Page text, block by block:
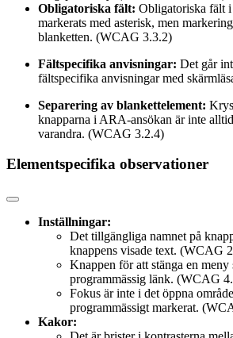
Obligatoriska fält: Obligatoriska fält
markerats med asterisk, men
blanketten. (WCAG 3.3.2)
Fältspecifika anvisningar: Det går
fältspecifika anvisningar med
Separering av blankettelement:
knapparna i ARA-ansökan är inte
varandra. (WCAG 3.2.4)
Elementspecifika observationer
Inställningar:
Det tillgängliga namnet på
knappens visade text. (WCAG
Knappen för att stänga en meny
programmässig länk. (WCAG
Fokus är inte i det öppna
programmässigt markerat.
Kakor: